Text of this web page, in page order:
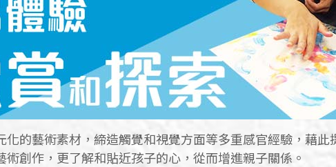
的藝術素材，締造觸覺和視覺方面等多重感官經驗，藉
創作，更了解和貼近孩子的心，從而增進親子關係。